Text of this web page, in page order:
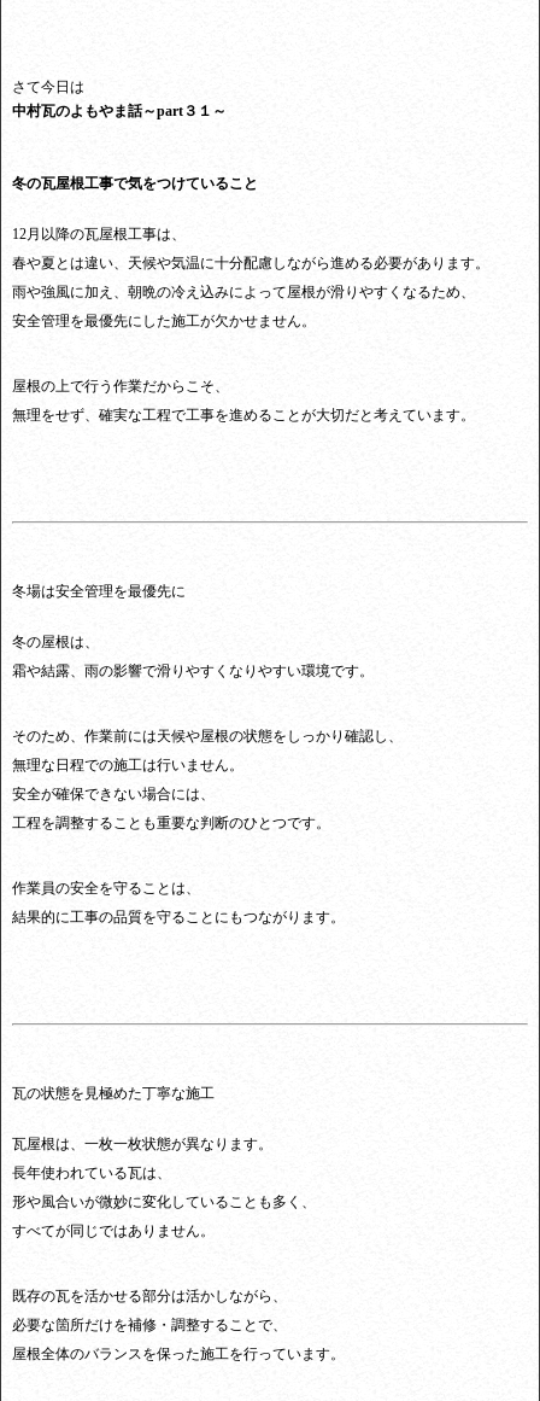
さて今日は
中村瓦のよもやま話～part３１～
冬の瓦屋根工事で気をつけていること
12月以降の瓦屋根工事は、
春や夏とは違い、天候や気温に十分配慮しながら進める必要があります。
雨や強風に加え、朝晩の冷え込みによって屋根が滑りやすくなるため、
安全管理を最優先にした施工が欠かせません。
屋根の上で行う作業だからこそ、
無理をせず、確実な工程で工事を進めることが大切だと考えています。
冬場は安全管理を最優先に
冬の屋根は、
霜や結露、雨の影響で滑りやすくなりやすい環境です。
そのため、作業前には天候や屋根の状態をしっかり確認し、
無理な日程での施工は行いません。
安全が確保できない場合には、
工程を調整することも重要な判断のひとつです。
作業員の安全を守ることは、
結果的に工事の品質を守ることにもつながります。
瓦の状態を見極めた丁寧な施工
瓦屋根は、一枚一枚状態が異なります。
長年使われている瓦は、
形や風合いが微妙に変化していることも多く、
すべてが同じではありません。
既存の瓦を活かせる部分は活かしながら、
必要な箇所だけを補修・調整することで、
屋根全体のバランスを保った施工を行っています。